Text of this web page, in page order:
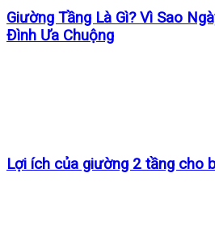
Giường Tầng Là Gì? Vì Sao
Đình Ưa Chuộng
Lợi ích của giường 2 tầng cho